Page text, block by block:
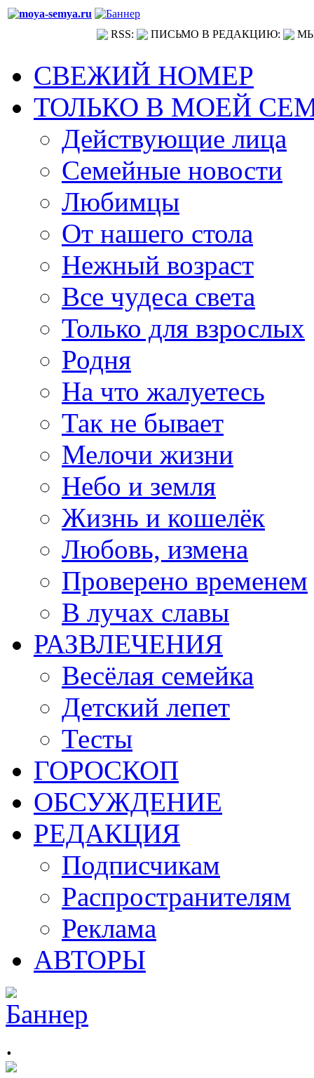
RSS: ПИСЬМО В РЕДАКЦИЮ:
СВЕЖИЙ НОМЕР
ТОЛЬКО В МОЕЙ
Действующие лица
Семейные новости
Любимцы
От нашего стола
Нежный возраст
Все чудеса света
Только для взрослых
Родня
На что жалуетесь
Так не бывает
Мелочи жизни
Небо и земля
Жизнь и кошелёк
Любовь, измена
Проверено временем
В лучах славы
РАЗВЛЕЧЕНИЯ
Весёлая семейка
Детский лепет
Тесты
ГОРОСКОП
ОБСУЖДЕНИЕ
РЕДАКЦИЯ
Подписчикам
Распространителям
Реклама
АВТОРЫ
.